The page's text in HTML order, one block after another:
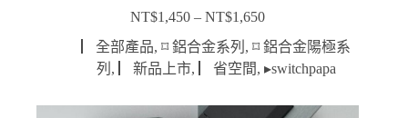
NT$1,450 – NT$1,650價
格
範
NT$1,450
▏全部產品,⌑ 鋁合金系列 ,⌑ 鋁合金陽極系
列 , ▏新品上市, ▏省空間, ▸switchpapa